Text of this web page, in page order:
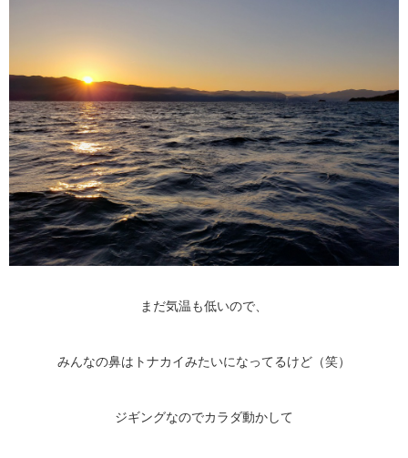
まだ気温も低いので、
みんなの鼻はトナカイみたいになってるけど（笑）
ジギングなのでカラダ動かして